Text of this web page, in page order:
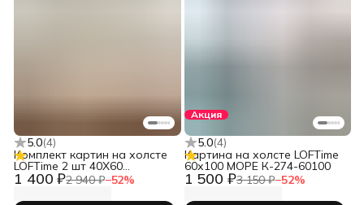
5.0(4)
1 400 ₽2 940 ₽−52%
Комплект картин на холсте
LOFTime 2 шт 40Х60
Абстракция пятна беж зел
КC-1901-4060
Акция
5.0(4)
1 500 ₽3 150 ₽−52%
Картина на холсте LOFTime
60х100 МОРЕ К-274-60100